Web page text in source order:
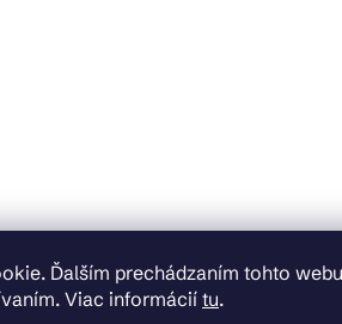
Ďalším prechádzaním tohto
Viac informácií tu.